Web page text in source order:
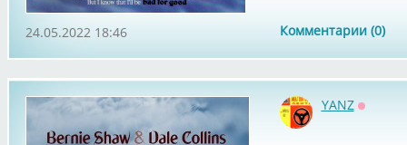
Комментарии (0)
24.05.2022 18:46
YANZ